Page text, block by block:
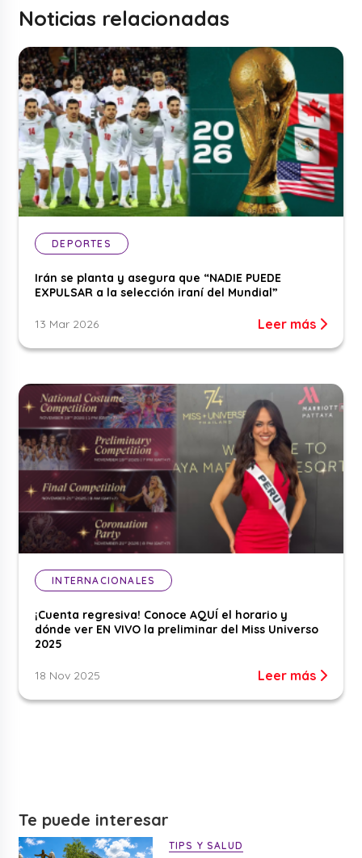
Noticias relacionadas
DEPORTES
Irán se planta y asegura que “NADIE PUEDE
EXPULSAR a la selección iraní del Mundial”
13 Mar 2026 Leer más
INTERNACIONALES
¡Cuenta regresiva! Conoce AQUÍ el horario y
dónde ver EN VIVO la preliminar del Miss Universo
2025
18 Nov 2025 Leer más
Te puede interesar
TIPS Y SALUD